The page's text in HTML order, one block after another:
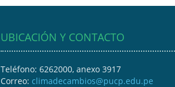
UBICACIÓN Y CONTACTO
Teléfono: 6262000, anexo 3917
Correo: climadecambios@pucp.edu.pe